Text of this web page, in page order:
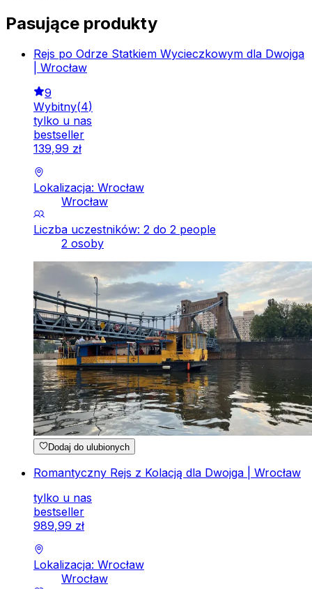
Pasujące produkty
Rejs po Odrze Statkiem Wycieczkowym dla Dwojga
| Wrocław
9
Wybitny(4)
tylko u nas
bestseller
139,99 zł
Lokalizacja: Wrocław
Wrocław
Liczba uczestników: 2 do 2 people
2 osoby
Dodaj do ulubionych
Romantyczny Rejs z Kolacją dla Dwojga | Wrocław
tylko u nas
bestseller
989,99 zł
Lokalizacja: Wrocław
Wrocław